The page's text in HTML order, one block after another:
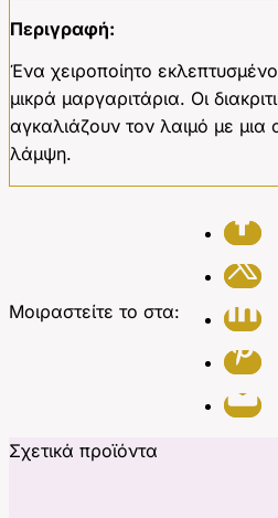
Περιγραφή:
Ένα χειροποίητο
μικρά μαργαριτάρια. Οι
αγκαλιάζουν τον λαιμό με μια
λάμψη.
Μοιραστείτε το στα:
Σχετικά προϊόντα